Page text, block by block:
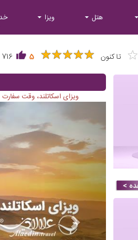
هتل ویزا
★
★ تا کنون ★★★★★
★★★★★
5
716
ویزای اسکاتلند، وقت سفارت